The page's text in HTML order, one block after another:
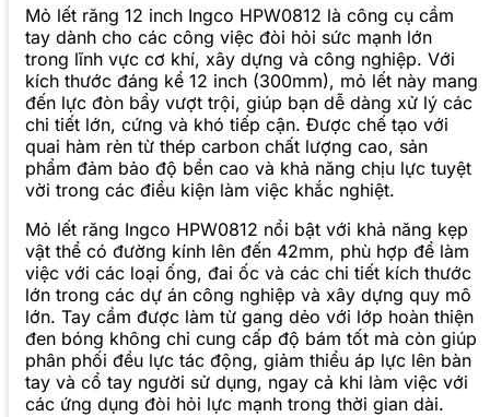
Mỏ lết răng 12 inch Ingco HPW0812 là công cụ cầm
tay dành cho các công việc đòi hỏi sức mạnh lớn
trong lĩnh vực cơ khí, xây dựng và công nghiệp. Với
kích thước đáng kể 12 inch (300mm), mỏ lết này mang
đến lực đòn bẩy vượt trội, giúp bạn dễ dàng xử lý các
chi tiết lớn, cứng và khó tiếp cận. Được chế tạo với
quai hàm rèn từ thép carbon chất lượng cao, sản
phẩm đảm bảo độ bền cao và khả năng chịu lực tuyệt
vời trong các điều kiện làm việc khắc nghiệt.
Mỏ lết răng Ingco HPW0812 nổi bật với khả năng kẹp
vật thể có đường kính lên đến 42mm, phù hợp để làm
việc với các loại ống, đai ốc và các chi tiết kích thước
lớn trong các dự án công nghiệp và xây dựng quy mô
lớn. Tay cầm được làm từ gang dẻo với lớp hoàn thiện
đen bóng không chỉ cung cấp độ bám tốt mà còn giúp
phân phối đều lực tác động, giảm thiểu áp lực lên bàn
tay và cổ tay người sử dụng, ngay cả khi làm việc với
các ứng dụng đòi hỏi lực mạnh trong thời gian dài.